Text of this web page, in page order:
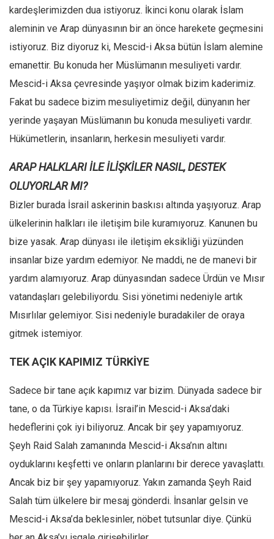
Avustralya
Tarih
kardeşlerimizden dua istiyoruz. İkinci konu olarak İslam
aleminin ve Arap dünyasının bir an önce harekete geçmesini
istiyoruz. Biz diyoruz ki, Mescid-i Aksa bütün İslam alemine
emanettir. Bu konuda her Müslümanın mesuliyeti vardır.
Mescid-i Aksa çevresinde yaşıyor olmak bizim kaderimiz.
Fakat bu sadece bizim mesuliyetimiz değil, dünyanın her
yerinde yaşayan Müslümanın bu konuda mesuliyeti vardır.
Hükümetlerin, insanların, herkesin mesuliyeti vardır.
ARAP HALKLARI İLE İLİŞKİLER NASIL, DESTEK
OLUYORLAR MI?
Bizler burada İsrail askerinin baskısı altında yaşıyoruz. Arap
ülkelerinin halkları ile iletişim bile kuramıyoruz. Kanunen bu
bize yasak. Arap dünyası ile iletişim eksikliği yüzünden
insanlar bize yardım edemiyor. Ne maddi, ne de manevi bir
yardım alamıyoruz. Arap dünyasından sadece Ürdün ve Mısır
vatandaşları gelebiliyordu. Sisi yönetimi nedeniyle artık
Mısırlılar gelemiyor. Sisi nedeniyle buradakiler de oraya
gitmek istemiyor.
TEK AÇIK KAPIMIZ TÜRKİYE
Sadece bir tane açık kapımız var bizim. Dünyada sadece bir
tane, o da Türkiye kapısı. İsrail’in Mescid-i Aksa’daki
hedeflerini çok iyi biliyoruz. Ancak bir şey yapamıyoruz.
Şeyh Raid Salah zamanında Mescid-i Aksa’nın altını
oyduklarını keşfetti ve onların planlarını bir derece yavaşlattı.
Ancak biz bir şey yapamıyoruz. Yakın zamanda Şeyh Raid
Salah tüm ülkelere bir mesaj gönderdi. İnsanlar gelsin ve
Mescid-i Aksa’da beklesinler, nöbet tutsunlar diye. Çünkü